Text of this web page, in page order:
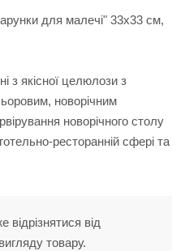
для малечі" 33х33 см,
з якісної целюлози з
новорічним
новорічного столу
ресторанній сфері та
відрізнятися від
товару.